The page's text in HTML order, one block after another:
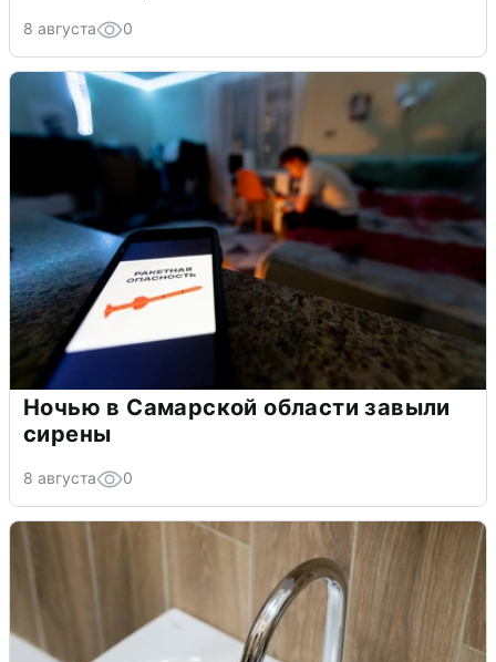
8 августа 0
Ночью в Самарской области завыли
сирены
8 августа 0